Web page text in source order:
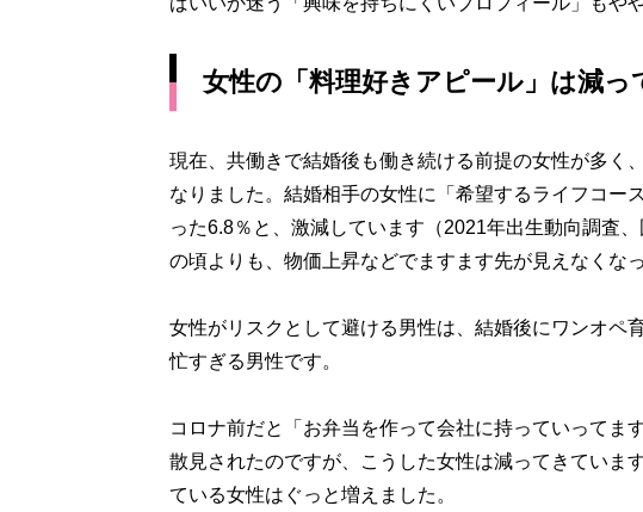
女性の「料理好きアピール」は減っ
現在、共働きで結婚後も働き続ける前提の女性が多く
なりました。結婚相手の女性に「希望するライフコー
った6.8％と、激減しています（2021年出生動向調査
の頃よりも、物価上昇などでますます先が見えなくな
女性がリスクとして避ける男性は、結婚後にワンオペ
忙すぎる男性です。
コロナ前だと「お弁当を作って会社に持っていってま
散見されたのですが、こうした女性は減ってきていま
ている女性はぐっと増えました。